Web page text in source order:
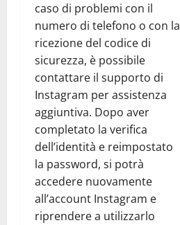
caso di problemi con il
numero di telefono o con la
ricezione del codice di
sicurezza, è possibile
contattare il supporto di
Instagram per assistenza
aggiuntiva. Dopo aver
completato la verifica
dell’identità e reimpostato
la password, si potrà
accedere nuovamente
all’account Instagram e
riprendere a utilizzarlo